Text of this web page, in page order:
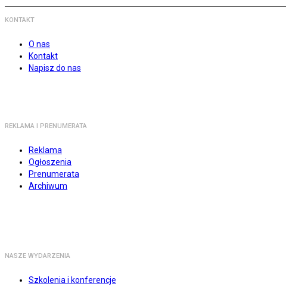
KONTAKT
O nas
Kontakt
Napisz do nas
REKLAMA I PRENUMERATA
Reklama
Ogłoszenia
Prenumerata
Archiwum
NASZE WYDARZENIA
Szkolenia i konferencje